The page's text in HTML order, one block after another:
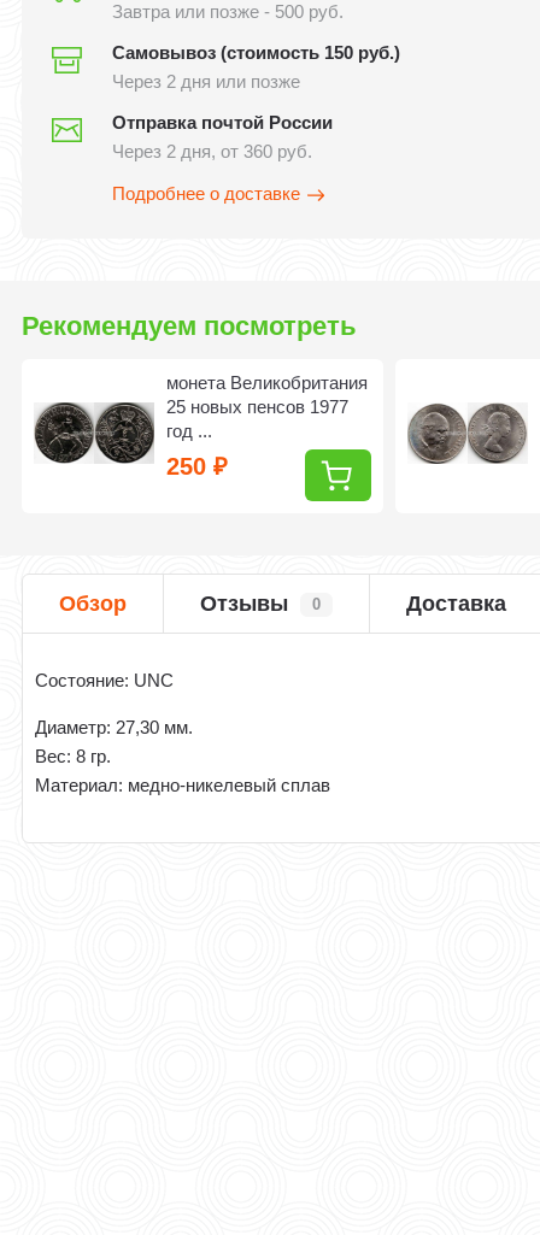
Завтра или позже - 500 руб.
Самовывоз (стоимость 150 руб.)
Через 2 дня или позже
Отправка почтой России
Через 2 дня, от 360 руб.
Подробнее о доставке
Рекомендуем посмотреть
монета Великобритания
25 новых пенсов 1977
год ...
250₽
Обзор Отзывы 0 Доставка
Состояние: UNC
Диаметр: 27,30 мм.
Вес: 8 гр.
Материал: медно-никелевый сплав